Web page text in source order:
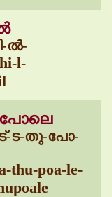
ൽ-
l-
ട-തു-പോ-
thu-poa-le-